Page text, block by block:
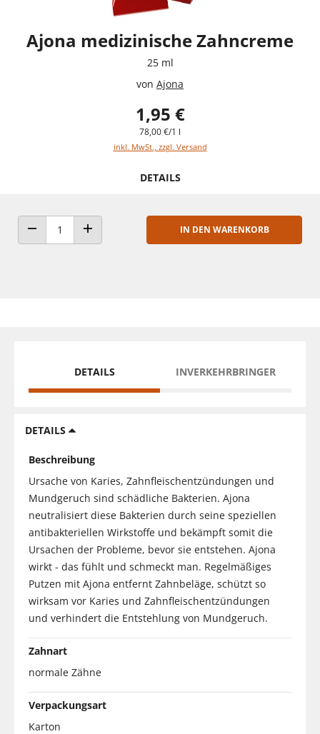
Ajona medizinische Zahncreme
25 ml
von Ajona
1,95 €
78,00 €/1 l
inkl. MwSt., zzgl. Versand
DETAILS
ANZAHL VERRINGERNANZAHL ERHÖHEN
IN DEN WARENKORB
DETAILS INVERKEHRBRINGER
DETAILS
Beschreibung
Ursache von Karies, Zahnfleischentzündungen und
Mundgeruch sind schädliche Bakterien. Ajona
neutralisiert diese Bakterien durch seine speziellen
antibakteriellen Wirkstoffe und bekämpft somit die
Ursachen der Probleme, bevor sie entstehen. Ajona
wirkt - das fühlt und schmeckt man. Regelmäßiges
Putzen mit Ajona entfernt Zahnbeläge, schützt so
wirksam vor Karies und Zahnfleischentzündungen
und verhindert die Entstehlung von Mundgeruch.
Zahnart
normale Zähne
Verpackungsart
Karton